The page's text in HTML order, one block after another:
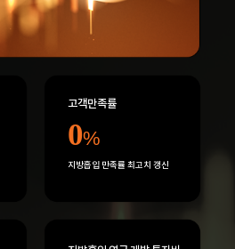
고객만족률
0%
지방흡입 만족률 최고치 갱신